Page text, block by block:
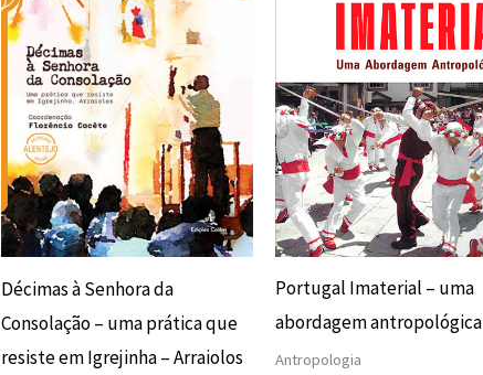
Décimas à Senhora da
Consolação – uma prática que
resiste em Igrejinha – Arraiolos
Portugal Imaterial – uma
abordagem antropológica
Antropologia